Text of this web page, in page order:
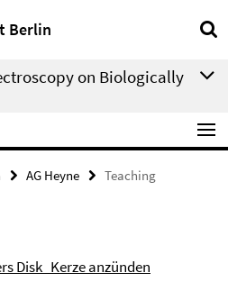
Berlin
on Biologically
AG Heyne Teaching
Disk Kerze anzünden